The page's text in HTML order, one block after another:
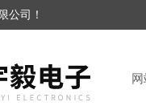
公司！